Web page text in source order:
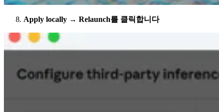
Apply locally → Relaunch를 클릭합니다